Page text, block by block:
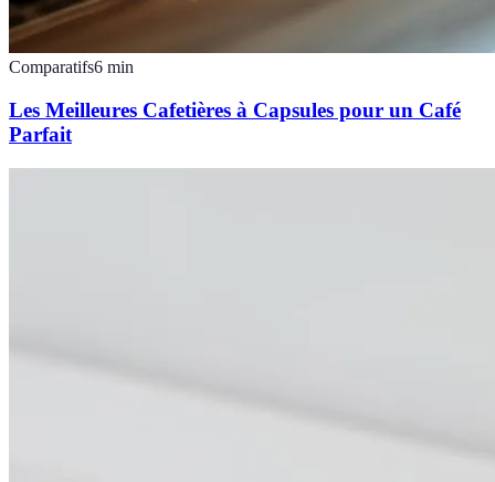
Comparatifs6 min
Les Meilleures Cafetières à Capsules pour un Café
Parfait